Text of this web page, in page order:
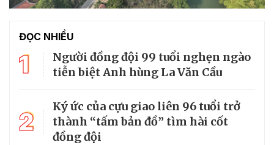
ĐỌC NHIỀU
1
Người đồng đội 99 tuổi nghẹn ngào
tiễn biệt Anh hùng La Văn Cầu
2
Ký ức của cựu giao liên 96 tuổi trở
thành “tấm bản đồ” tìm hài cốt
đồng đội